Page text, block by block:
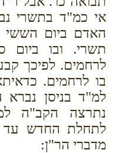
אי כמ"ד בתשרי
האדם ביום הששי
תשרי. ובו ביום
לרחמים. לפיכך
בו לרחמים.
למ"ד בניסן
נתרצה הקב"ה
לתחלת החדש עד
מדברי הר"ן: